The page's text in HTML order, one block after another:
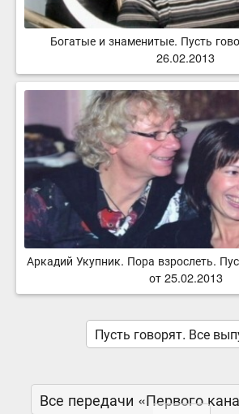
Богатые и знаменитые. Пусть
26.02.2013
Аркадий Укупник. Пора взрослеть.
от 25.02.2013
Пусть говорят. Все
Все передачи «Первого